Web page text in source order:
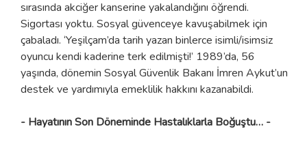
sırasında akciğer kanserine yakalandığını öğrendi.
Sigortası yoktu. Sosyal güvenceye kavuşabilmek için
çabaladı. ‘Yeşilçam’da tarih yazan binlerce isimli/isimsiz
oyuncu kendi kaderine terk edilmişti!’ 1989’da, 56
yaşında, dönemin Sosyal Güvenlik Bakanı İmren Aykut’un
destek ve yardımıyla emeklilik hakkını kazanabildi.
- Hayatının Son Döneminde Hastalıklarla Boğuştu… -